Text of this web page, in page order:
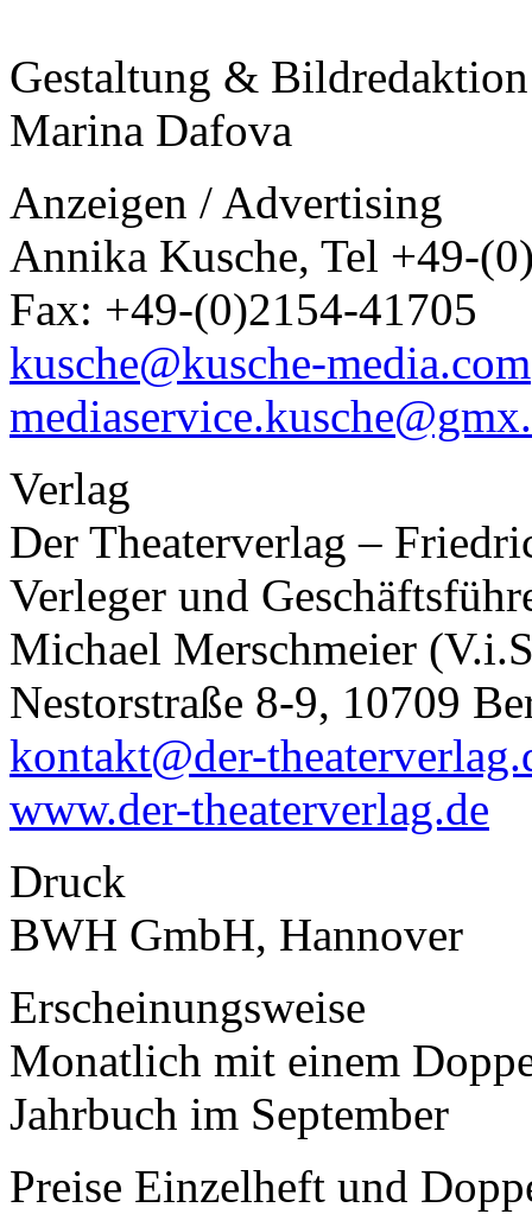
Gestaltung &
Marina Dafova
Anzeigen / Advertising
Annika Kusche, Tel +49-
Fax: +49-(0)2154-41705
kusche@kusche-media.com
Verlag
Der Theaterverlag –
Verleger und
Michael Merschmeier
Nestorstraße 8-9, 10709
kontakt@der-
www.der-theaterverlag.de
Druck
BWH GmbH, Hannover
Erscheinungsweise
Monatlich mit einem
Jahrbuch im September
Preise Einzelheft und